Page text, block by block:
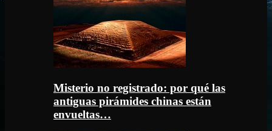
Misterio no registrado: por qué las
antiguas pirámides chinas están
envueltas…